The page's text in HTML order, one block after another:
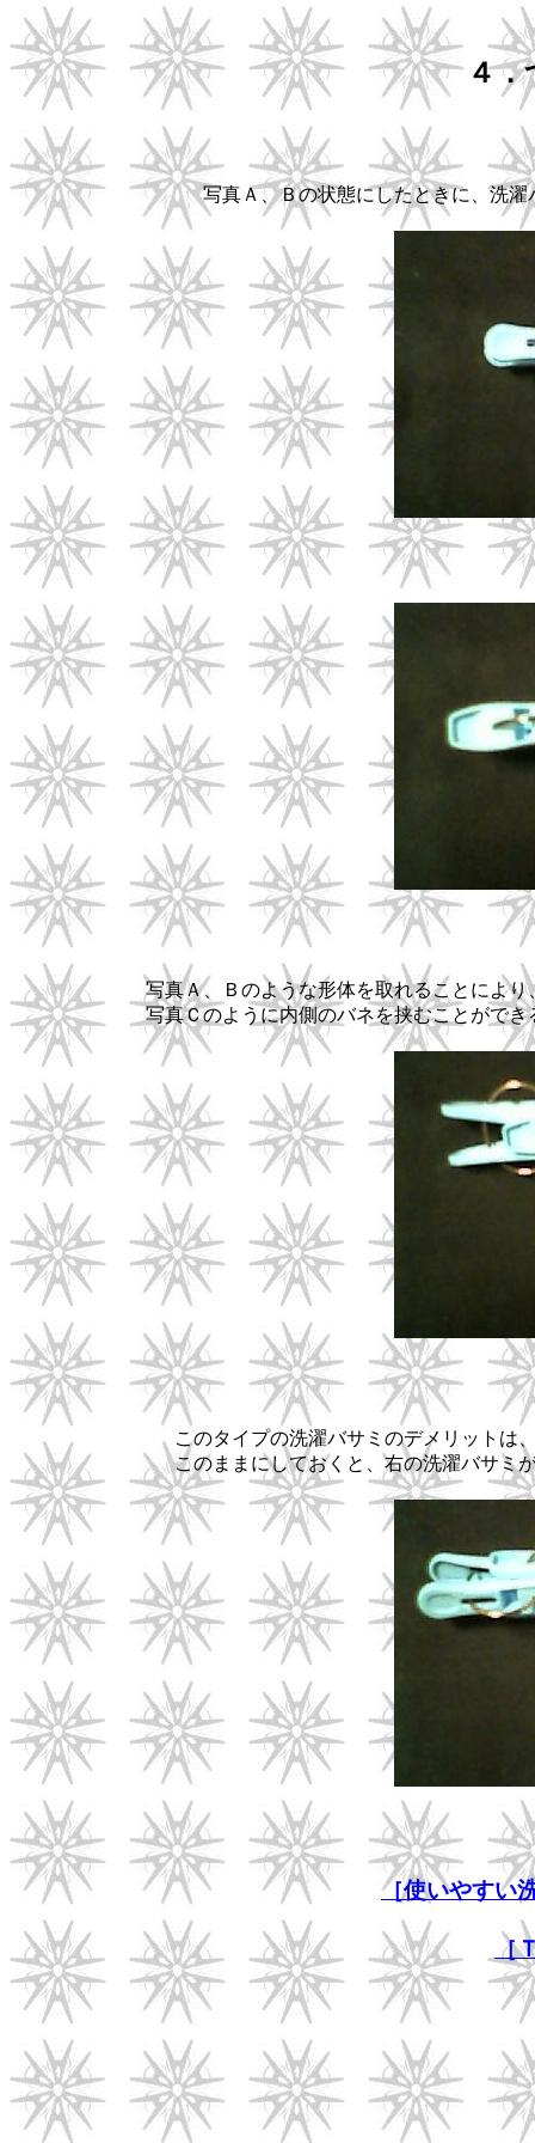
４
写真Ａ、Ｂの状態にしたときに、洗
写真Ａ、Ｂのような形体を取れることによ
写真Ｃのように内側のバネを挟むことができ
このタイプの洗濯バサミのデメリットは
このままにしておくと、右の洗濯バサミ
［使いやすい
［